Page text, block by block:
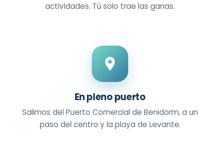
actividades. Tú solo trae las ganas.
En pleno puerto
Salimos del Puerto Comercial de Benidorm, a un
paso del centro y la playa de Levante.